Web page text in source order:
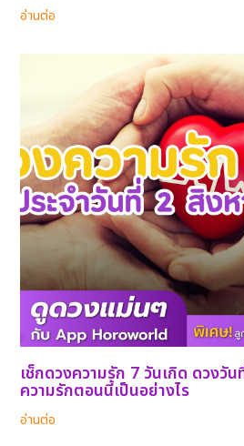
อ่านต่อ
เช็กดวงความรัก 7 วันเกิด ดวงวั
ความรักตอนนี้เป็นอย่างไร
อ่านต่อ